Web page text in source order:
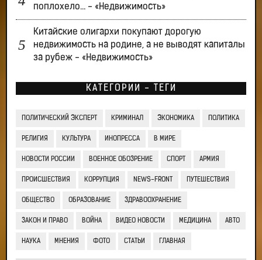
поплохело… - «Недвижимость»
Китайские олигархи покупают дорогую
недвижимость на родине, а не выводят капиталы
за рубеж - «Недвижимость»
КАТЕГОРИИ - ТЕГИ
ПОЛИТИЧЕСКИЙ ЭКСПЕРТ КРИМИНАЛ ЭКОНОМИКА ПОЛИТИКА
РЕЛИГИЯ КУЛЬТУРА ИНОПРЕССА В МИРЕ
НОВОСТИ РОССИИ ВОЕННОЕ ОБОЗРЕНИЕ СПОРТ АРМИЯ
ПРОИСШЕСТВИЯ КОРРУПЦИЯ NEWS-FRONT ПУТЕШЕСТВИЯ
ОБЩЕСТВО ОБРАЗОВАНИЕ ЗДРАВООХРАНЕНИЕ
ЗАКОН И ПРАВО ВОЙНА ВИДЕО НОВОСТИ МЕДИЦИНА АВТО
НАУКА МНЕНИЯ ФОТО СТАТЬИ ГЛАВНАЯ